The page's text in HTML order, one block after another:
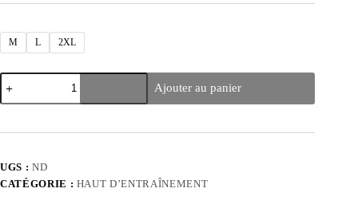
M L 2XL
Ajouter au panier
UGS : ND
CATÉGORIE : HAUT D’ENTRAÎNEMENT